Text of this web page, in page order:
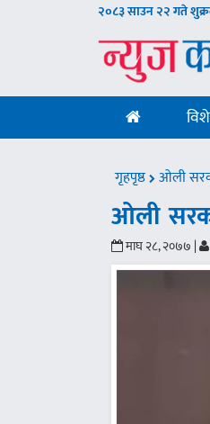
२०८३ साउन २२ गते
गृहपृष्ठ ओली
ओली
माघ २८, २०७७ |